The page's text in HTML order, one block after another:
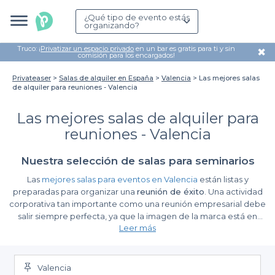
¿Qué tipo de evento estás
organizando?
Truco: ¡Privatizar un espacio privado en un bar es gratis para ti y sin
comisión para los encargados! ✖
Privateaser Salas de alquiler en España Valencia
Las mejores salas
de alquiler para reuniones - Valencia
Las mejores salas de alquiler para
reuniones - Valencia
Nuestra selección de salas para seminarios
Las mejores salas para eventos en Valencia están listas y
preparadas para organizar una reunión de éxito . Una actividad
corporativa tan importante como una reunión empresarial debe
salir siempre perfecta, ya que la imagen de la marca está en
juego. Y es por ello que hemos querido realizar una selección
para que no tengas que preocuparte por nada. La capital de la
Comunidad Valenciana es el lugar idóneo para organizar todo
Leer más
Valencia